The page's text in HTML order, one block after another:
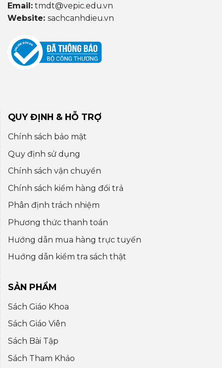
Email: tmdt@vepic.edu.vn
Website: sachcanhdieu.vn
QUY ĐỊNH & HỖ TRỢ
Chính sách bảo mật
Quy định sử dụng
Chính sách vận chuyển
Chính sách kiểm hàng đổi trả
Phân định trách nhiệm
Phương thức thanh toán
Hướng dẫn mua hàng trực tuyến
Huớng dẫn kiểm tra sách thật
SẢN PHẨM
Sách Giáo Khoa
Sách Giáo Viên
Sách Bài Tập
Sách Tham Khảo